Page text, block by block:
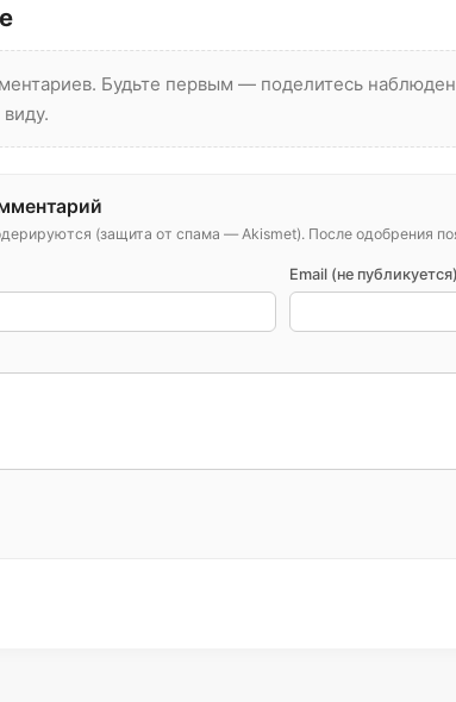
Будьте первым — поделитесь
(защита от спама — Akismet). После одобрения
Email (не публикуется)